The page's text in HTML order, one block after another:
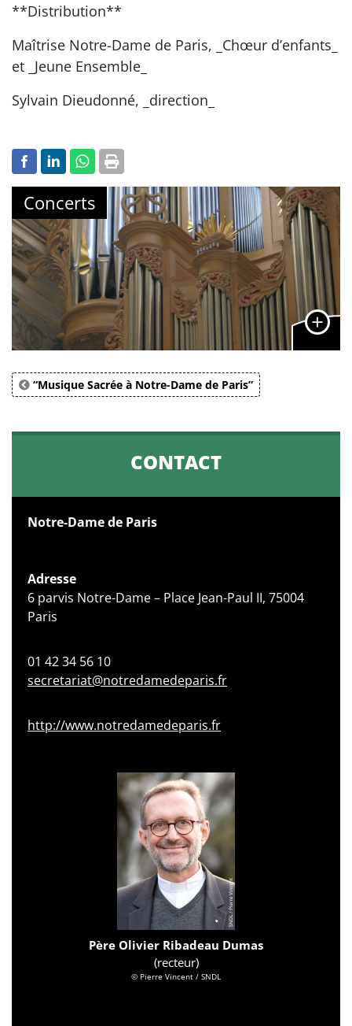
**Distribution**
Maîtrise Notre-Dame de Paris, _Chœur d’enfants_
et _Jeune Ensemble_
Sylvain Dieudonné, _direction_
Concerts
“Musique Sacrée à Notre-Dame de Paris”
CONTACT
Notre-Dame de Paris
Adresse
6 parvis Notre-Dame – Place Jean-Paul II, 75004
Paris
01 42 34 56 10
secretariat@notredamedeparis.fr
http://www.notredamedeparis.fr
Père Olivier Ribadeau Dumas
(recteur)
© Pierre Vincent / SNDL